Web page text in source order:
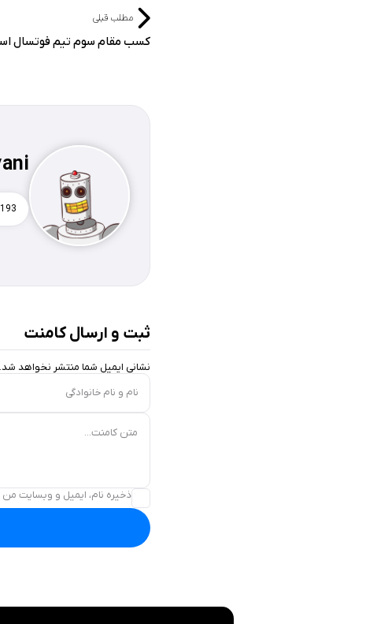
مطلب قبلی
کسب مقام سوم تیم فوتسال
193
ثبت و ارسال کامنت
نشانی ایمیل شما منتشر نخواهد
نام و نام خانوادگی
متن کامنت...
ذخیره نام، ایمیل و وبسایت من